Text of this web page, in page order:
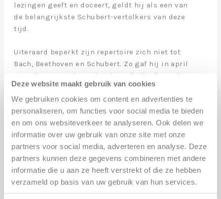
Deze website maakt gebruik van cookies
We gebruiken cookies om content en advertenties te
personaliseren, om functies voor social media te bieden
en om ons websiteverkeer te analyseren. Ook delen we
informatie over uw gebruik van onze site met onze
partners voor social media, adverteren en analyse. Deze
partners kunnen deze gegevens combineren met andere
informatie die u aan ze heeft verstrekt of die ze hebben
verzameld op basis van uw gebruik van hun services.
lezingen geeft en doceert, geldt hij als een van
de belangrijkste Schubert-vertolkers van deze
tijd.
Uiteraard beperkt zijn repertoire zich niet tot
Bach, Beethoven en Schubert. Zo gaf hij in april
2001 de eerste uitvoering in Nederland van de
originele pianoversie van Haydns “Die sieben
letzten Worte unseres Erlösers am Kreuz”. Het
romantische repertoire behoort uiteraard ook
tot zijn bagage, waarbij hij ook buiten
gebaande paden durft te treden met vrijwel
onbekende werken zoals bijvoorbeeld een van
de laatste pianocomposities van Schumann:
diens zo ontroerende “Gesänge der Frühe”.
Daarnaast heeft Willem Brons een groot aantal
van Mozarts pianoconcerten vertolkt, o.a. met